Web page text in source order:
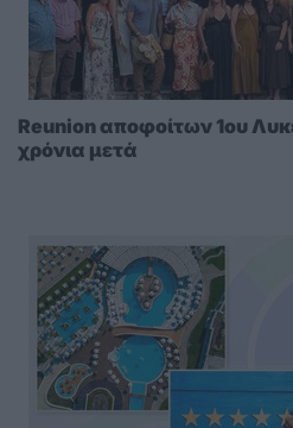
Reunion αποφοίτων 1ου
χρόνια μετά